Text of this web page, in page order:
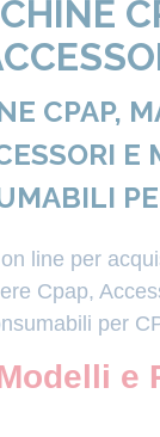
CPAP,
E
line per
Cpap,
per
e